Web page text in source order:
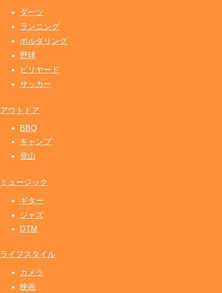
ダーツ
ランニング
ボルダリング
野球
ビリヤード
サッカー
アウトドア
BBQ
キャンプ
登山
ミュージック
ギター
ジャズ
DTM
ライフスタイル
カメラ
映画